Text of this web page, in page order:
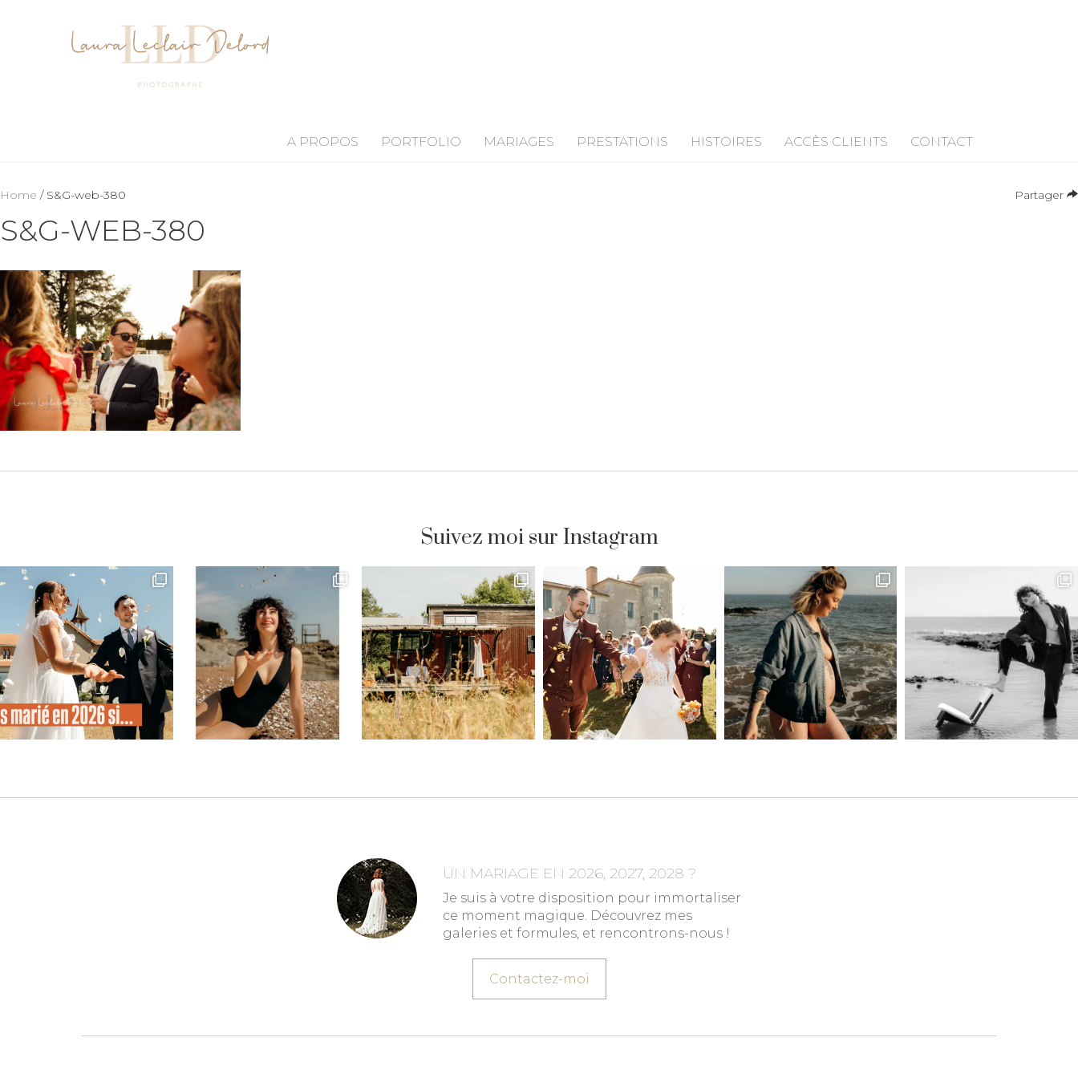
A PROPOS PORTFOLIO MARIAGES PRESTATIONS HISTOIRES ACCÈS CLIENTS CONTACT
Partager
Home / S&G-web-380
S&G-WEB-380
Suivez moi sur Instagram
UN MARIAGE EN 2026, 2027, 2028 ?
Je suis à votre disposition pour immortaliser
ce moment magique. Découvrez mes
galeries et formules, et rencontrons-nous !
Contactez-moi